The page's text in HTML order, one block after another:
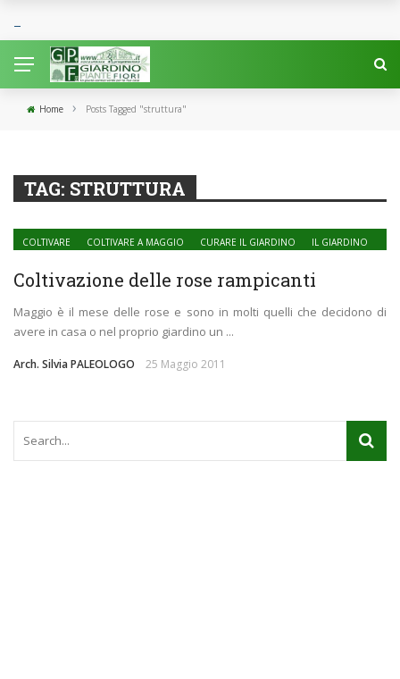
Home › Posts Tagged "struttura"
TAG: STRUTTURA
COLTIVARE COLTIVARE A MAGGIO CURARE IL GIARDINO
IL GIARDINO
Coltivazione delle rose rampicanti
Maggio è il mese delle rose e sono in molti quelli che decidono di
avere in casa o nel proprio giardino un ...
Arch. Silvia PALEOLOGO 25 Maggio 2011